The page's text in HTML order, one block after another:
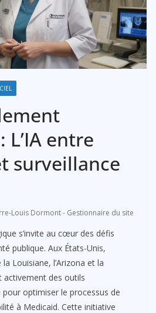
L’IA entre
surveillance
Louis Dormont - Gestionnaire du site
s’invite au cœur des défis
publique. Aux États-Unis,
Louisiane, l’Arizona et la
activement des outils
pour optimiser le processus de
à Medicaid. Cette initiative